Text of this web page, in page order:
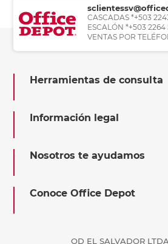
CASCADAS *+503
ESCALÓN *+503 2264
VENTAS POR
Herramientas de consulta
Información legal
Nosotros te ayudamos
Conoce Office Depot
OD EL SALVADOR